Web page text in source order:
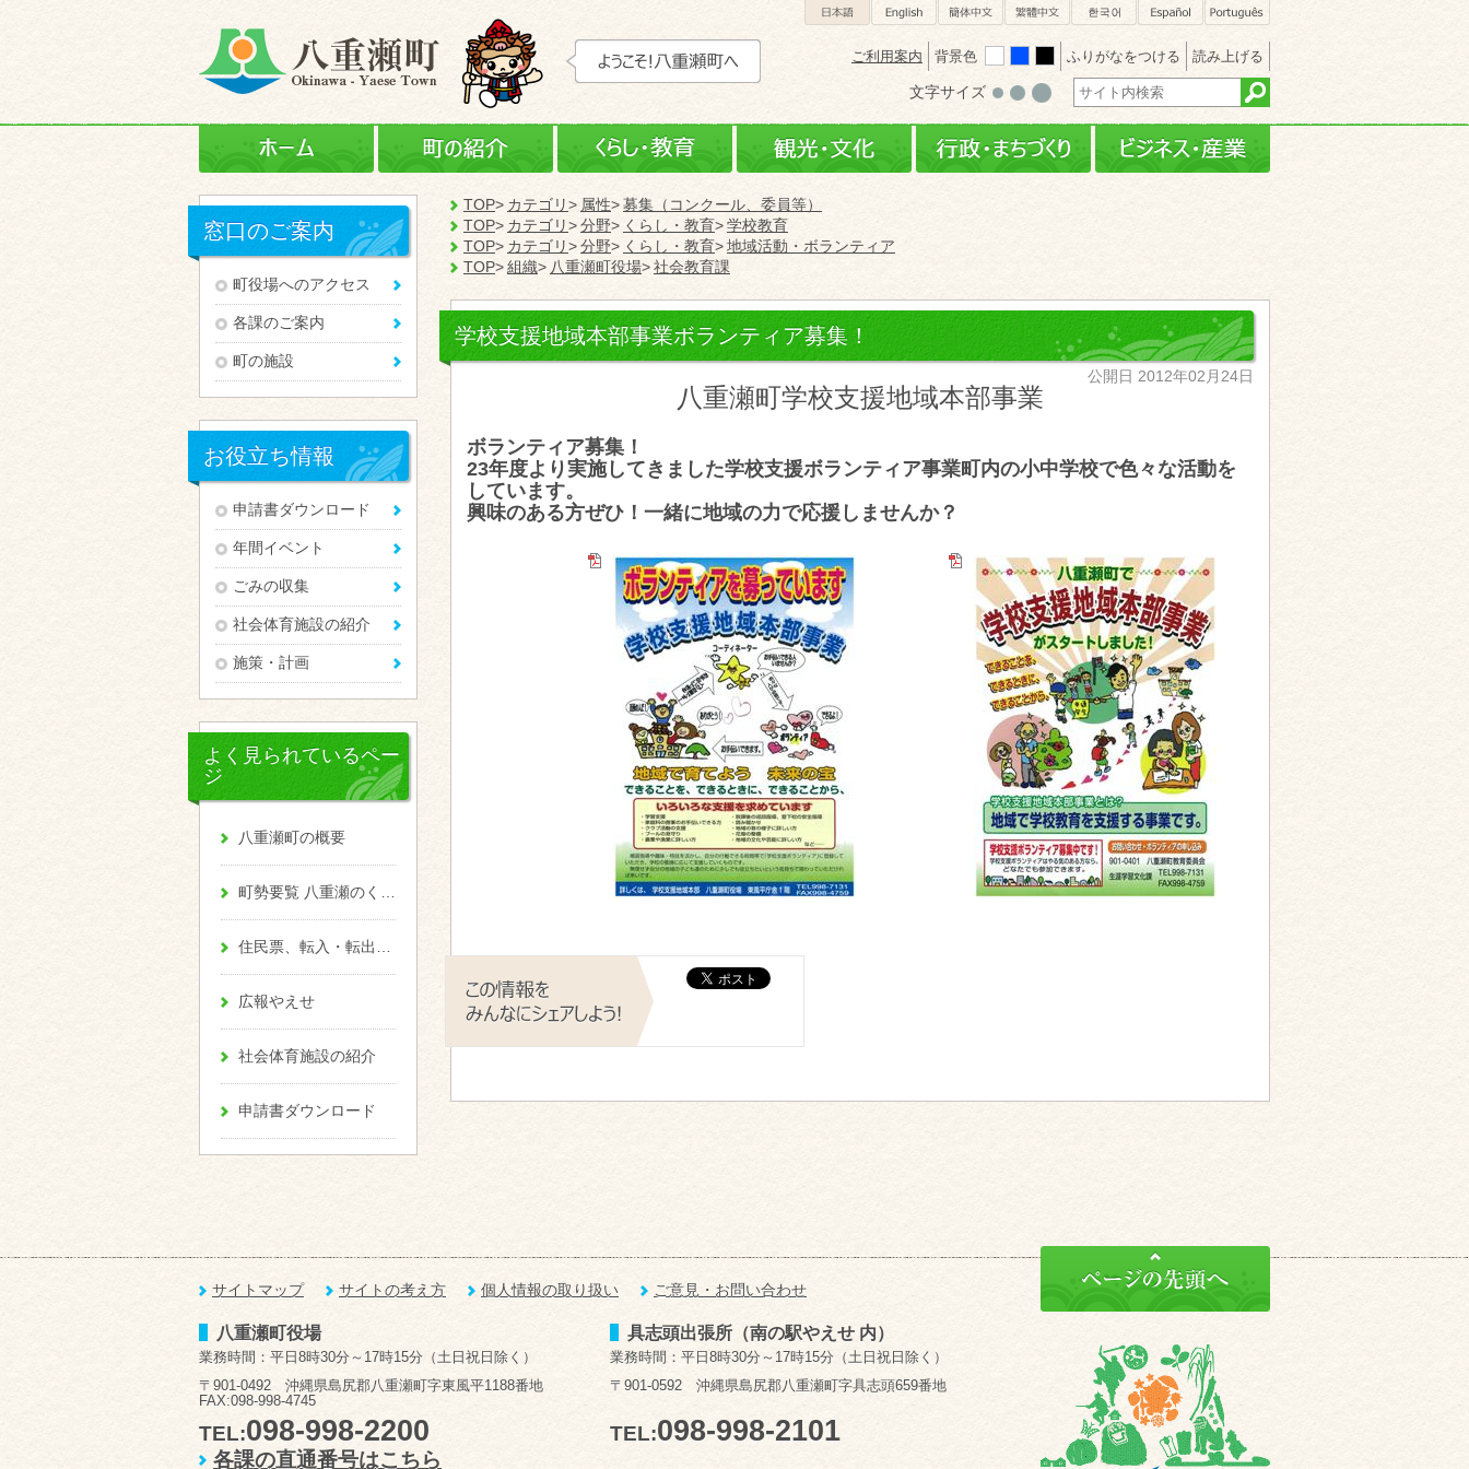
日本語 English 簡体中文 繁體中文 한국어 Español
ご利用案内 背景色 black
ふりがなをつける 読み上げる
文字サイズ
ホーム 町の紹介 くらし・教育 観光・文化 行政・まちづくり
TOP カテゴリ 属性
募集（コンクール、委員等）
TOP
カテゴリ 分野 くらし・教育
学校教育
TOP
カテゴリ 分野 くらし・教育
地域活動・ボランティア
TOP
組織 八重瀬町役場 社会教育課
学校支援地域本部事業ボランティア募集！
公開日 2012年02月24日
八重瀬町学校支援地域本部事業
ボランティア募集！
23年度より実施してきました学校支援ボランティア事業町内の小中学校で色々な活動を
しています。
興味のある方ぜひ！一緒に地域の力で応援しませんか？
窓口のご案内
町役場へのアクセス
各課のご案内
町の施設
お役立ち情報
申請書ダウンロード
年間イベント
ごみの収集
社会体育施設の紹介
施策・計画
よく見られているペー
ジ
八重瀬町の概要
町勢要覧 八重瀬のくくる
住民票、転入・転出、戸籍
広報やえせ
社会体育施設の紹介
申請書ダウンロード
サイトマップ サイトの考え方 個人情報の取り扱い ご意見・お問い合わせ
八重瀬町役場
業務時間：平日8時30分～17時15分（土日祝日除く）
〒901-0492 沖縄県島尻郡八重瀬町字東風平1188番地
FAX:098-998-4745
TEL:098-998-2200
各課の直通番号はこちら
具志頭出張所（南の駅やえせ 内）
業務時間：平日8時30分～17時15分（土日祝日除く）
〒901-0592 沖縄県島尻郡八重瀬町字具志頭659番地
TEL:098-998-2101